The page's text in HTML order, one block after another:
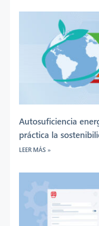
Autosuficiencia
práctica la
LEER MÁS »